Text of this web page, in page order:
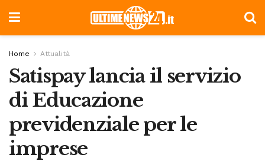
Home Attualità
Satispay lancia il servizio
di Educazione
previdenziale per le
imprese